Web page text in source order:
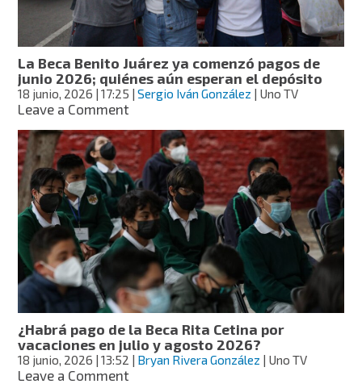
semana;
checa
cuándo
te
toca
cobrar
La Beca Benito Juárez ya comenzó pagos de
junio 2026; quiénes aún esperan el depósito
18 junio, 2026 | 17:25 |Sergio Iván González | Uno TV
Leave a Commenton
Beca
Benito
Juárez
ya
comenzó
pagos
de
junio
2026;
quiénes
aún
esperan
el
depósito
¿Habrá pago de la Beca Rita Cetina por
vacaciones en julio y agosto 2026?
18 junio, 2026 | 13:52 | Bryan Rivera González | Uno TV
Leave a Commenton